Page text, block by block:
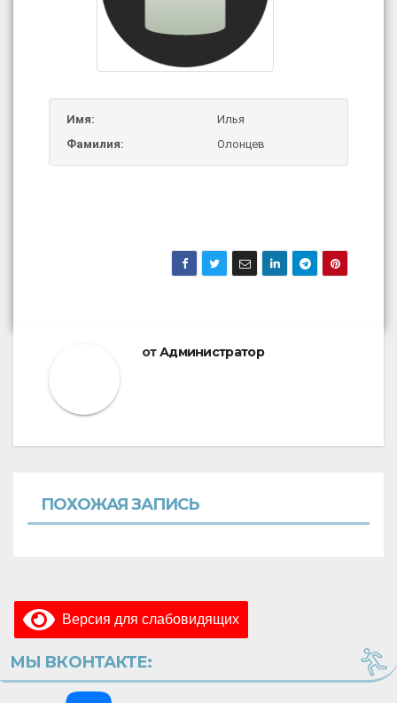
Имя:
Илья
Фамилия:
Олонцев
отАдминистратор
ПОХОЖАЯ ЗАПИСЬ
Версия для слабовидящих
МЫ ВКОНТАКТЕ: